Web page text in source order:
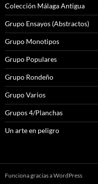
Colección Málaga Antigua
Grupo Ensayos (Abstractos)
Grupo Monotipos
Grupo Populares
Grupo Rondeño
Grupo Varios
Grupos 4/Planchas
Un arte en peligro
Funciona gracias a WordPress